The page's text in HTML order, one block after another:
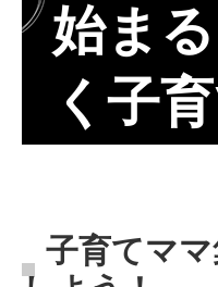
始ま
く子
子育てマ